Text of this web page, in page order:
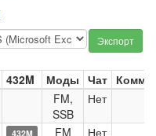
Экспорт
432M Моды Чат
FM,
SSB
Нет
432M FM
Нет